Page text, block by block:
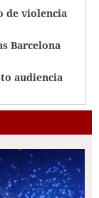
de violencia
Barcelona
audiencia